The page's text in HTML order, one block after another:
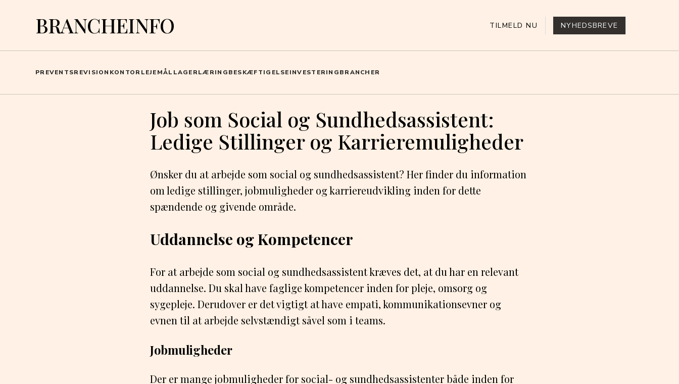
BRANCHEINFO TILMELD NU NYHEDSBREVE
PREVENTSREVISION KONTORLEJEMÅL LAGERLÆRINGBESKÆFTIGELSEINVESTERINGBRANCHER
Job som Social og Sundhedsassistent:
Ledige Stillinger og Karrieremuligheder
Ønsker du at arbejde som social og sundhedsassistent? Her finder du information
om ledige stillinger, jobmuligheder og karriereudvikling inden for dette
spændende og givende område.
Uddannelse og Kompetencer
For at arbejde som social og sundhedsassistent kræves det, at du har en relevant
uddannelse. Du skal have faglige kompetencer inden for pleje, omsorg og
sygepleje. Derudover er det vigtigt at have empati, kommunikationsevner og
evnen til at arbejde selvstændigt såvel som i teams.
Jobmuligheder
Der er mange jobmuligheder for social- og sundhedsassistenter både inden for